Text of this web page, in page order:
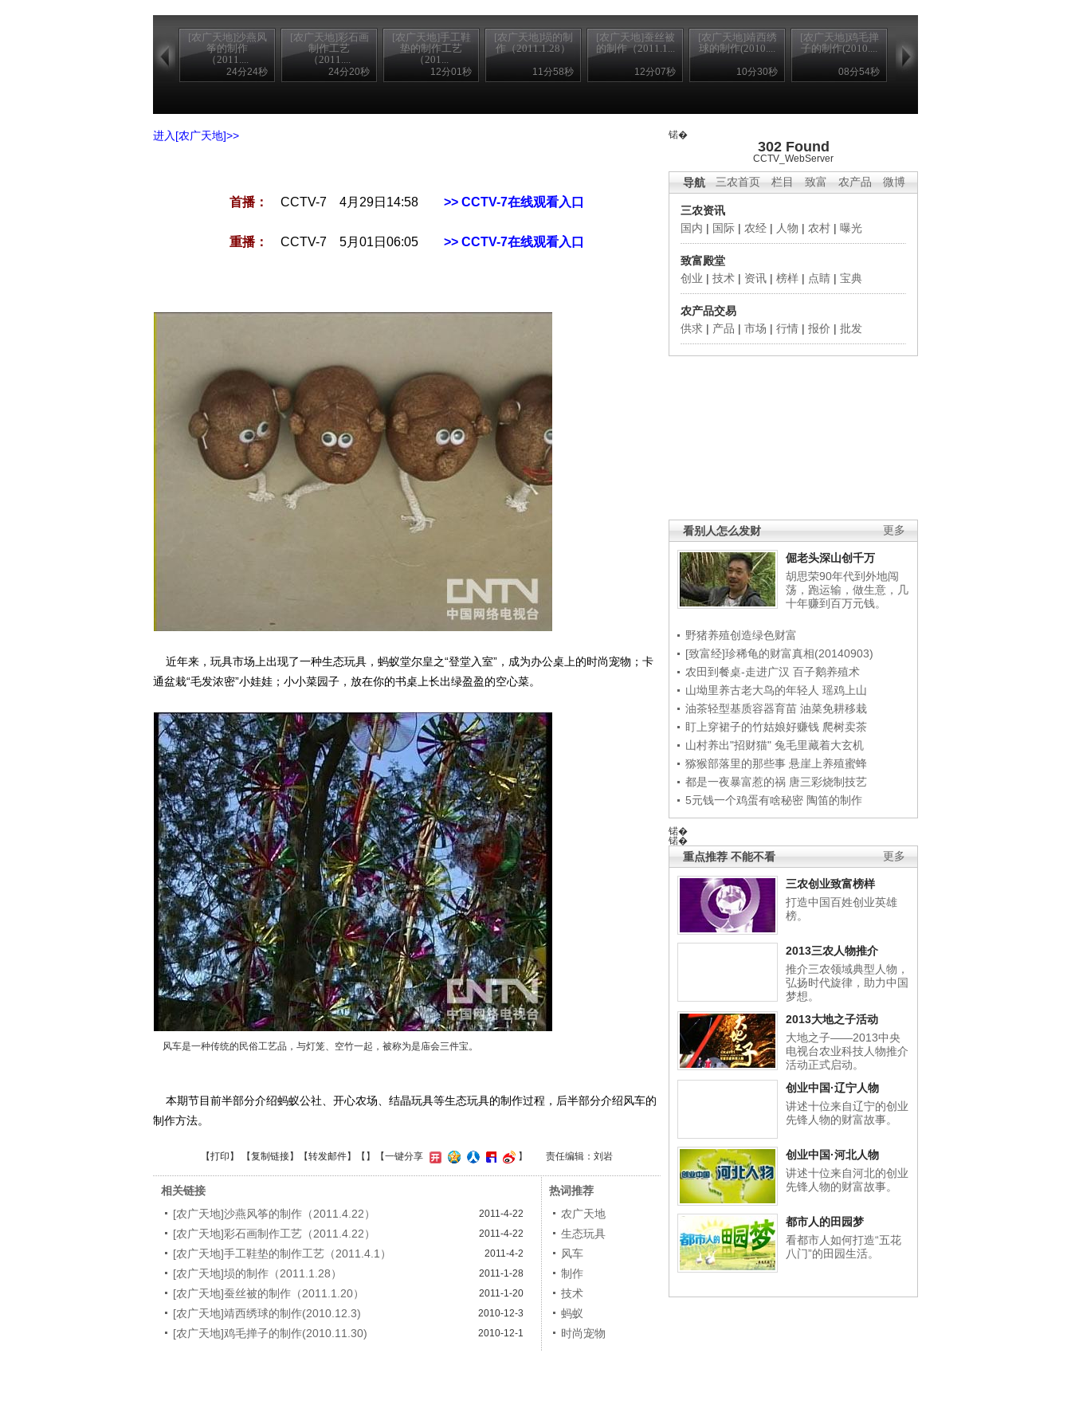
[农广天地]沙燕风
筝的制作
（2011....
24分24秒
[农广天地]彩石画
制作工艺
（2011....
24分20秒
[农广天地]手工鞋
垫的制作工艺
（201...
12分01秒
[农广天地]埙的制
作（2011.1.28）
11分58秒
[农广天地]蚕丝被
的制作（2011.1...
12分07秒
[农广天地]靖西绣
球的制作(2010....
10分30秒
[农广天地]鸡毛掸
子的制作(2010....
08分54秒
锘�
302 Found
CCTV_WebServer
三农首页 栏目 致富 农产品 微博
导航
三农资讯
国内 | 国际 | 农经 | 人物 | 农村 | 曝光
致富殿堂
创业 | 技术 | 资讯 | 榜样 | 点睛 | 宝典
农产品交易
供求 | 产品 | 市场 | 行情 | 报价 | 批发
更多
看别人怎么发财
倔老头深山创千万
胡思荣90年代到外地闯
荡，跑运输，做生意，几
十年赚到百万元钱。
野猪养殖创造绿色财富
[致富经]珍稀龟的财富真相(20140903)
农田到餐桌-走进广汉 百子鹅养殖术
山坳里养古老大鸟的年轻人 瑶鸡上山
油茶轻型基质容器育苗 油菜免耕移栽
盯上穿裙子的竹姑娘好赚钱 爬树卖茶
山村养出"招财猫" 兔毛里藏着大玄机
猕猴部落里的那些事 悬崖上养殖蜜蜂
都是一夜暴富惹的祸 唐三彩烧制技艺
5元钱一个鸡蛋有啥秘密 陶笛的制作
锘�
锘�
更多
重点推荐 不能不看
三农创业致富榜样
打造中国百姓创业英雄
榜。
2013三农人物推介
推介三农领域典型人物，
弘扬时代旋律，助力中国
梦想。
2013大地之子活动
大地之子——2013中央
电视台农业科技人物推介
活动正式启动。
创业中国·辽宁人物
讲述十位来自辽宁的创业
先锋人物的财富故事。
创业中国·河北人物
讲述十位来自河北的创业
先锋人物的财富故事。
都市人的田园梦
看都市人如何打造“五花
八门”的田园生活。
进入[农广天地]>>
首播： CCTV-7 4月29日14:58 >> CCTV-7在线观看入口
重播： CCTV-7 5月01日06:05 >> CCTV-7在线观看入口
近年来，玩具市场上出现了一种生态玩具，蚂蚁堂尔皇之“登堂入室”，成为办公桌上的时尚宠物；卡
通盆栽“毛发浓密”小娃娃；小小菜园子，放在你的书桌上长出绿盈盈的空心菜。
风车是一种传统的民俗工艺品，与灯笼、空竹一起，被称为是庙会三件宝。
本期节目前半部分介绍蚂蚁公社、开心农场、结晶玩具等生态玩具的制作过程，后半部分介绍风车的
制作方法。
【打印 】 【复制链接】【转发邮件】【 】 【一键分享 】 责任编辑：刘岩
相关链接
[农广天地]沙燕风筝的制作（2011.4.22）
2011-4-22
[农广天地]彩石画制作工艺（2011.4.22） 2011-4-22
[农广天地]手工鞋垫的制作工艺（2011.4.1） 2011-4-2
[农广天地]埙的制作（2011.1.28） 2011-1-28
[农广天地]蚕丝被的制作（2011.1.20） 2011-1-20
[农广天地]靖西绣球的制作(2010.12.3) 2010-12-3
[农广天地]鸡毛掸子的制作(2010.11.30) 2010-12-1
热词推荐
农广天地
生态玩具
风车
制作
技术
蚂蚁
时尚宠物